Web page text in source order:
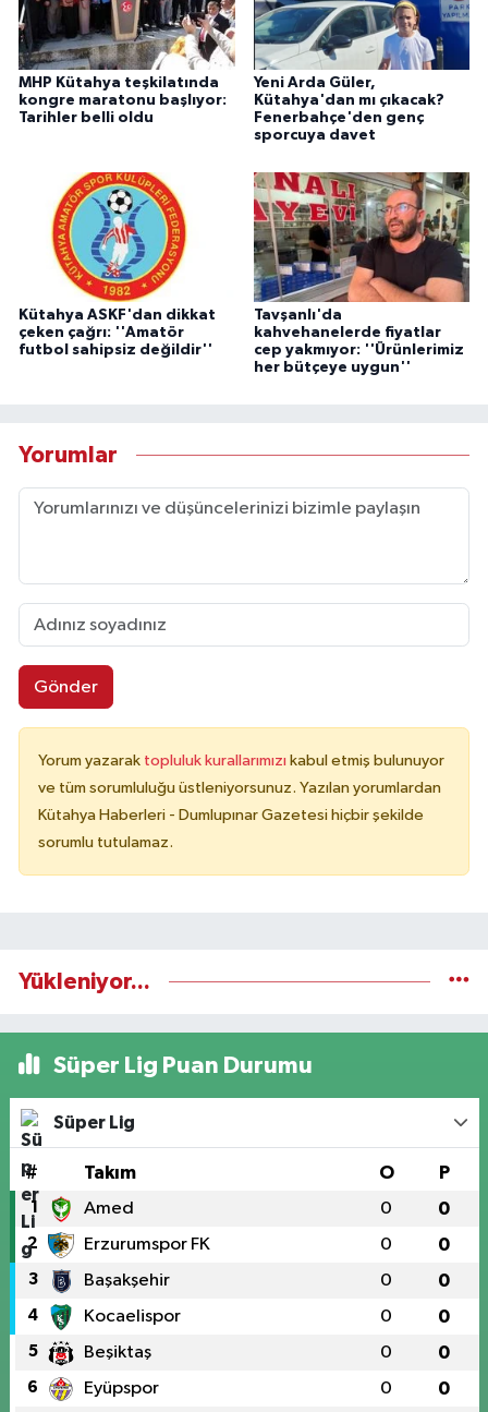
MHP Kütahya teşkilatında
kongre maratonu başlıyor:
Tarihler belli oldu
Yeni Arda Güler,
Kütahya'dan mı çıkacak?
Fenerbahçe'den genç
sporcuya davet
Kütahya ASKF'dan dikkat
çeken çağrı: ''Amatör
futbol sahipsiz değildir''
Tavşanlı'da
kahvehanelerde fiyatlar
cep yakmıyor: ''Ürünlerimiz
her bütçeye uygun''
Yorumlar
Gönder
Yorum yazarak topluluk kurallarımızı kabul etmiş bulunuyor
ve tüm sorumluluğu üstleniyorsunuz. Yazılan yorumlardan
Kütahya Haberleri - Dumlupınar Gazetesi hiçbir şekilde
sorumlu tutulamaz.
Yükleniyor...
Süper Lig Puan Durumu
Süper Lig
# Takım O P
1 Amed 0 0
2 Erzurumspor FK 0 0
3 Başakşehir 0 0
4 Kocaelispor 0 0
5 Beşiktaş 0 0
6 Eyüpspor 0 0